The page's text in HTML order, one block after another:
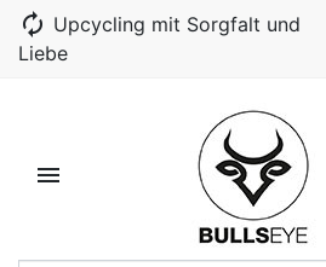
autorenew Upcycling mit Sorgfalt und
Liebe
